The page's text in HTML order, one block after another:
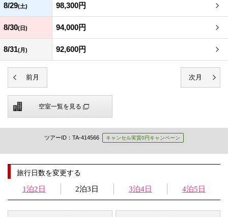
8/29(土) 98,300円
8/30(日) 94,000円
8/31(月) 92,600円
空室一覧を見る
ツアーID：TA-414566 キャンセル実質0円キャンペーン
旅行日数を変更する
1泊2日 2泊3日 3泊4日 4泊5日